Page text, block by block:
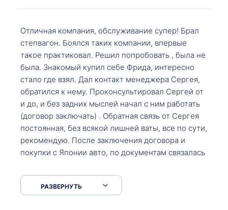
Отличная компания, обслуживание супер! Брал
степвагон. Боялся таких компании, впервые
такое практиковал. Решил попробовать , была не
была. Знакомый купил себе Фрида, интересно
стало где взял. Дал контакт менеджера Сергея,
обратился к нему. Проконсультировал Сергей от
и до, и без задних мыслей начал с ним работать
(договор заключать) . Обратная связь от Сергея
постоянная, без всякой лишней ваты, все по сути,
рекомендую. После заключения договора и
покупки с Японии авто, по документам связалась
что заполнить, куда зайти, образцы и т.д. После
приехал за авто. Меня тепло встретили Сергей с
РАЗВЕРНУТЬ